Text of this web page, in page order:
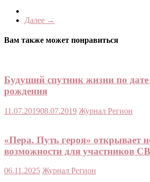
Далее →
Вам также может понравиться
Будущий спутник жизни по
рождения
11.07.201908.07.2019 Журнал Регион
«Пера. Путь героя» открывает
возможности для участников
06.11.2025 Журнал Регион